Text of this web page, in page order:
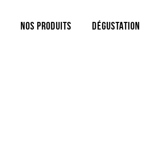
Nos produits Dégustation